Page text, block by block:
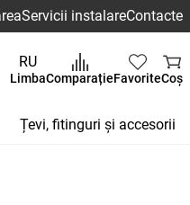
Servicii instalareContacte
RU
LimbaComparațieFavoriteCoș
Țevi, fitinguri și accesorii